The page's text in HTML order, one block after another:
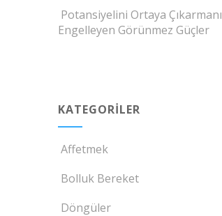
Potansiyelini Ortaya Çıkarmanı
Engelleyen Görünmez Güçler
KATEGORILER
Affetmek
Bolluk Bereket
Döngüler